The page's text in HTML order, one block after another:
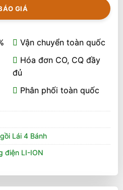
GIÁ
Vận chuyển toàn quốc
Hóa đơn CO, CQ đầy
đủ
Phân phối toàn quốc
Lái 4 Bánh
điện LI-ION